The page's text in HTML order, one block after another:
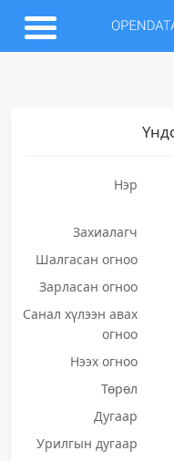
Нэр
Захиалагч
Шалгасан огноо
Зарласан огноо
Санал хүлээн авах
огноо
Нээх огноо
Төрөл
Дугаар
Урилгын дугаар